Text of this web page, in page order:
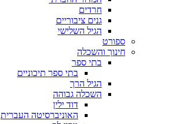
חרדים
גנים ציבוריים
הגיל השלישי
ספורט
חינוך והשכלה
בתי ספר
בתי ספר תיכוניים
הגיל הרך
השכלה גבוהה
דוד ילין
האוניברסיטה העברית